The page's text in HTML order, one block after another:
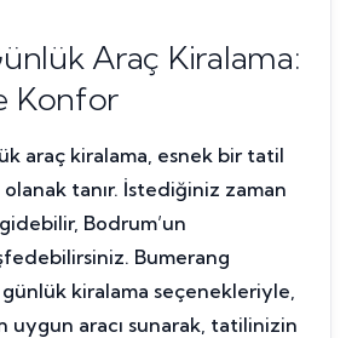
Araç Kiralama:
Konfor
araç kiralama, esnek bir tatil
olanak tanır. İstediğiniz zaman
Bodrum’un
Bumerang
kiralama seçenekleriyle,
uygun aracı sunarak, tatilinizin